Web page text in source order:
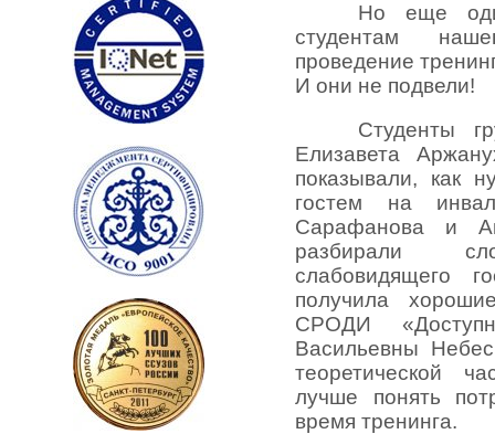
Но еще
студентам
проведение
И они не подвели!
Студенты
Елизавета
показывали, как
гостем на
Сарафанова и
разбирали
слабовидящего
получила
СРОДИ
Васильевны
теоретической
лучше понять
время тренинга.